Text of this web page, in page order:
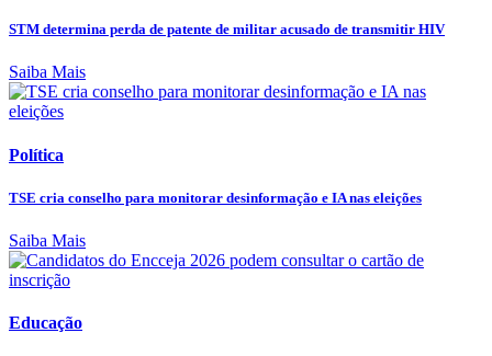
STM determina perda de patente de militar acusado de transmitir HIV
Saiba Mais
Política
TSE cria conselho para monitorar desinformação e IA nas eleições
Saiba Mais
Educação